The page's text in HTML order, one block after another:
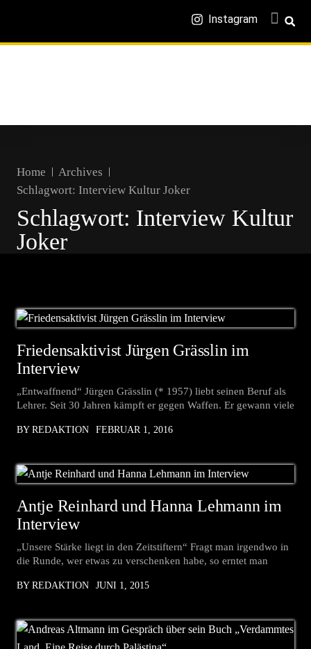
Instagram
Home
Archives
Schlagwort: Interview Kultur Joker
Schlagwort: Interview Kultur
Joker
Friedensaktivist Jürgen Grässlin im
Interview
„Entwaffnend“ Jürgen Grässlin (* 1957) liebt seinen Beruf als
Lehrer. Seit 30 Jahren kämpft er gegen Waffen. Er gewann viele
BY REDAKTION FEBRUAR 1, 2016
Antje Reinhard und Hanna Lehmann im
Interview
„Unsere Stärke liegt in den Zeitstiftern“ Fragt man irgendwo in
die Runde, wer etwas zu verschenken habe, so erntet man
BY REDAKTION JUNI 1, 2015